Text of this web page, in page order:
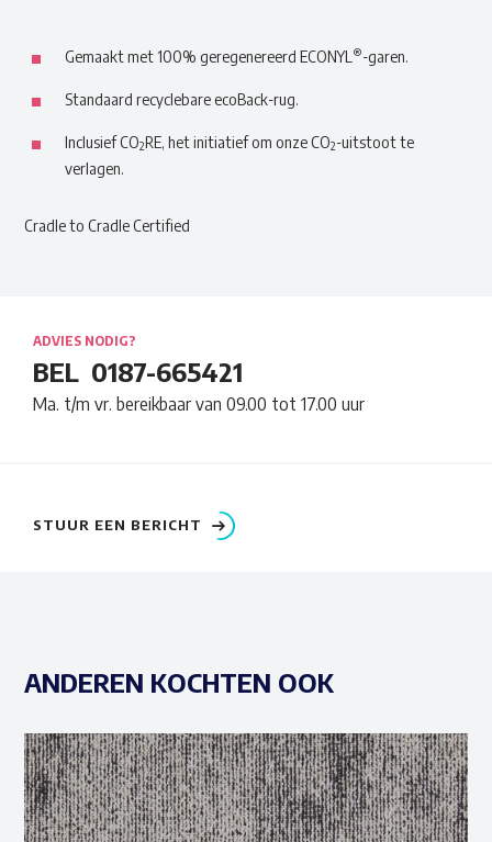
Gemaakt met 100% geregenereerd ECONYL ®-garen.
Standaard recyclebare ecoBack-rug.
Inclusief CO2RE, het initiatief om onze CO2-uitstoot te
verlagen.
Cradle to Cradle Certified
ADVIES NODIG?
BEL 0187-665421
Ma. t/m vr. bereikbaar van 09.00 tot 17.00 uur
STUUR EEN BERICHT
ANDEREN KOCHTEN OOK